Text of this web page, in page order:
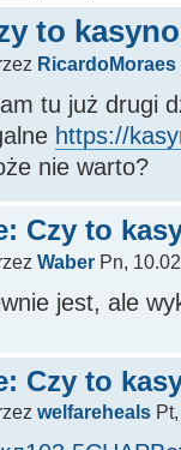
to
RicardoMoraes
tu już drugi
https://
nie warto?
Czy to
Waber Pn,
jest, ale
Czy to
welfareheals